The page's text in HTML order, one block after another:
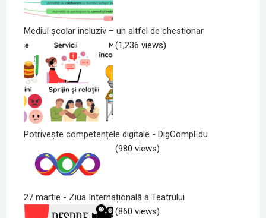
Mediul școlar incluziv – un altfel de chestionar
(1,236 views)
Potrivește competențele digitale - DigCompEdu
(980 views)
27 martie - Ziua Internațională a Teatrului
(860 views)